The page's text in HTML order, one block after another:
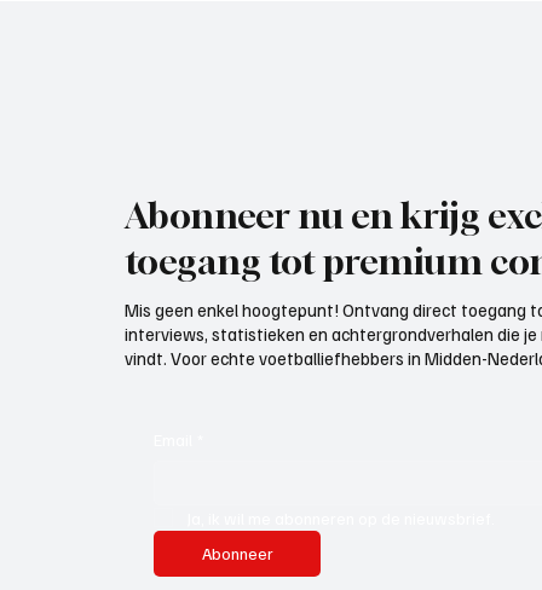
Abonneer nu en krijg
toegang tot premium
Mis geen enkel hoogtepunt! Ontvang direct toegang
interviews, statistieken en achtergrondverhalen die je
vindt. Voor echte voetballiefhebbers in Midden-
Abonneer